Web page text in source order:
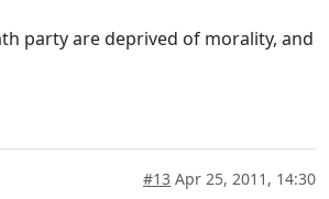
party are deprived of morality, and
#13 Apr 25, 2011, 14:30